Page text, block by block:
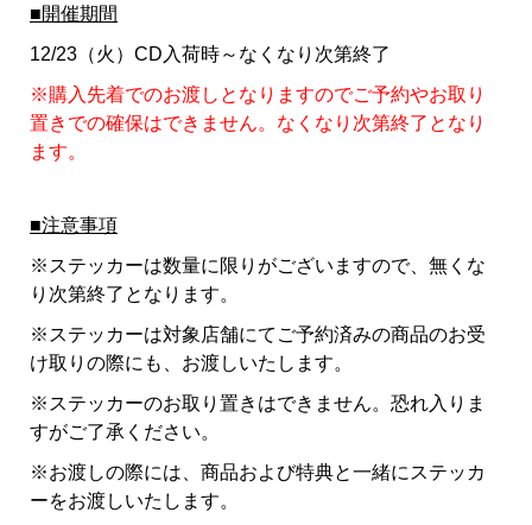
■開催期間
12/23（火）CD入荷時～なくなり次第終了
※購入先着でのお渡しとなりますのでご予約やお取り
置きでの確保はできません。なくなり次第終了となり
ます。
■注意事項
※ステッカーは数量に限りがございますので、無くな
り次第終了となります。
※ステッカーは対象店舗にてご予約済みの商品のお受
け取りの際にも、お渡しいたします。
※ステッカーのお取り置きはできません。恐れ入りま
すがご了承ください。
※お渡しの際には、商品および特典と一緒にステッカ
ーをお渡しいたします。